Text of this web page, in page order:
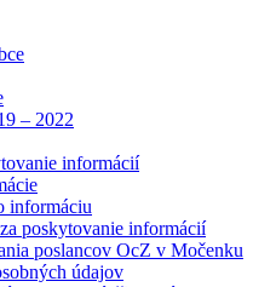
– 2022
informácií
informáciu
poskytovanie informácií
poslancov OcZ v Močenku
údajov